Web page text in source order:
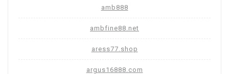
amb888
ambfine88.net
aress77.shop
argus16888.com